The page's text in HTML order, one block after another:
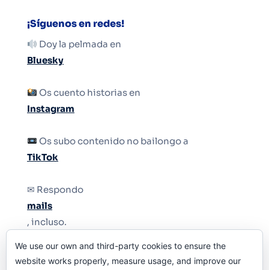
¡Síguenos en redes!
Doy la pelmada en
Bluesky
Os cuento historias en
Instagram
Os subo contenido no bailongo a
TikTok
✉ Respondo
mails
, incluso.
Y si una persona no puede tener teléfono, que
le quiten el teléfono.
We use our own and third-party cookies to ensure the
website works properly, measure usage, and improve our